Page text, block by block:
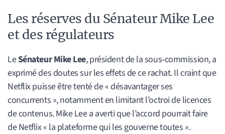
Les réserves du Sénateur Mike Lee
et des régulateurs
LeSénateur Mike Lee, président de la sous‑commission, a
exprimé des doutes sur les effets de ce rachat. Il craint que
Netflix puisse être tenté de « désavantager ses
concurrents », notamment en limitant l’octroi de licences
de contenus. Mike Lee a averti que l’accord pourrait faire
de Netflix « la plateforme qui les gouverne toutes ».